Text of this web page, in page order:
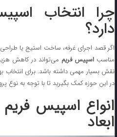
چرا انتخاب
دارد؟
اگر قصد اجرای غرفه، ساخت استیج یا طراحی
مناسب اسپیس فریممی‌تواند در کاهش
نقش بسیار مهمی داشته باشد. برای انتخاب
در این حوزه کمک بگیرید تا با توجه به نوع
انواع اسپیس
ابعاد